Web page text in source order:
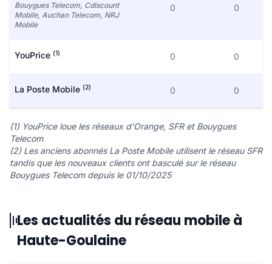
Bouygues Telecom, Cdiscount
Mobile, Auchan Telecom, NRJ
Mobile
0 0
YouPrice (1) 0 0
La Poste Mobile (2) 0 0
(1) YouPrice loue les réseaux d'Orange, SFR et Bouygues
Telecom
(2) Les anciens abonnés La Poste Mobile utilisent le réseau SFR
tandis que les nouveaux clients ont basculé sur le réseau
Bouygues Telecom depuis le 01/10/2025
Les actualités du réseau mobile à
Haute-Goulaine